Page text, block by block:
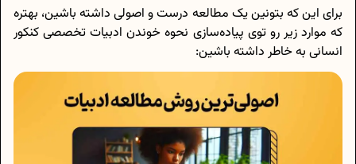
برای این که بتونین یک مطالعه درست و اصولی داشته باشین، بهتره
که موارد زیر رو توی پیاده‌سازی نحوه خوندن ادبیات تخصصی کنکور
انسانی به خاطر داشته باشین: